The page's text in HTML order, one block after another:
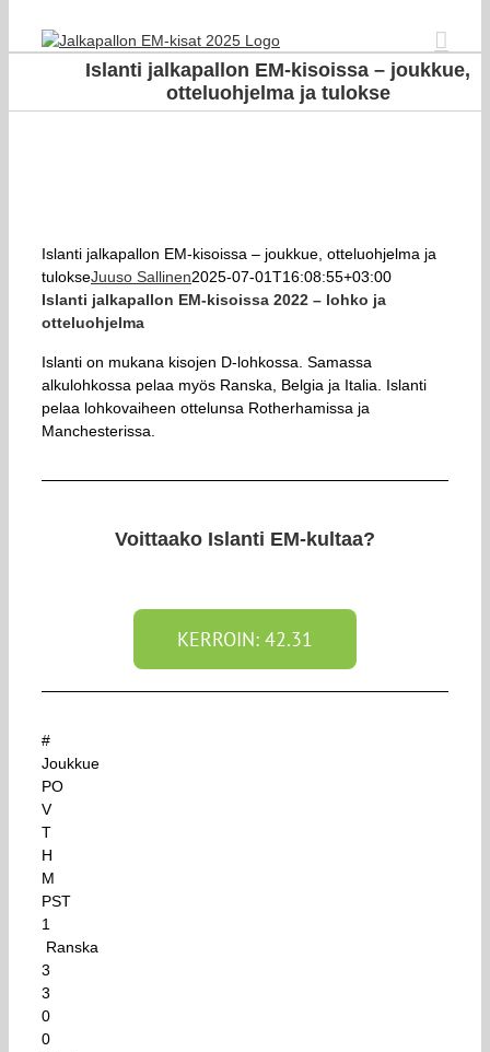
content
Islanti jalkapallon EM-kisoissa – joukkue,
otteluohjelma ja tulokse
Islanti jalkapallon EM-kisoissa – joukkue, otteluohjelma ja
tulokseJuuso Sallinen2025-07-01T16:08:55+03:00
Islanti jalkapallon EM-kisoissa 2022 – lohko ja
otteluohjelma
Islanti on mukana kisojen D-lohkossa. Samassa
alkulohkossa pelaa myös Ranska, Belgia ja Italia. Islanti
pelaa lohkovaiheen ottelunsa Rotherhamissa ja
Manchesterissa.
Voittaako Islanti EM-kultaa?
KERROIN: 42.31
#
Joukkue
PO
V
T
H
M
PST
1
Ranska
3
3
0
0